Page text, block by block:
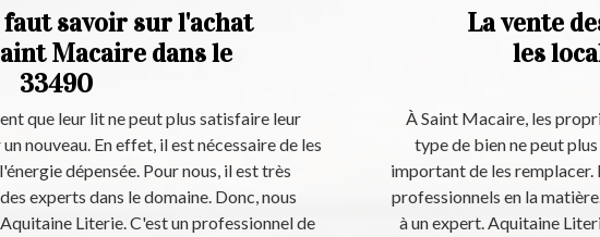
savoir sur l'achat
Macaire dans le
33490
que leur lit ne peut plus satisfaire leur
nouveau. En effet, il est nécessaire de les
dépensée. Pour nous, il est très
experts dans le domaine. Donc, nous
Literie. C'est un professionnel de
La vente
les
À Saint Macaire, les
type de bien ne peut
important de les remplacer.
professionnels en la
à un expert. Aquitaine